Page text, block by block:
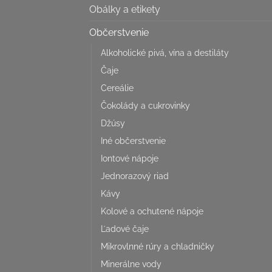
Obálky a etikety
Občerstvenie
Alkoholické pivá, vína a destiláty
Čaje
Cereálie
Čokolády a cukrovinky
Džúsy
Iné občerstvenie
Iontové nápoje
Jednorazový riad
Kávy
Kolové a ochutené nápoje
Ľadové čaje
Mikrovlnné rúry a chladničky
Minerálne vody